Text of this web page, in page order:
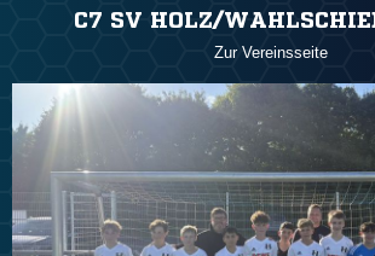
C7 SV HOLZ/
Zur Vereinsseite